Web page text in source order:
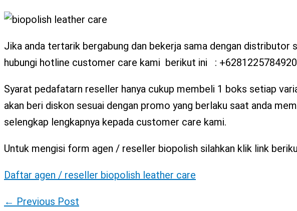
Jika anda tertarik bergabung dan bekerja sama dengan
hubungi hotline customer care kami berikut ini :
Syarat pedafatarn reseller hanya cukup membeli 1 boks setiap
akan beri diskon sesuai dengan promo yang berlaku saat anda
selengkap lengkapnya kepada customer care kami.
Untuk mengisi form agen / reseller biopolish silahkan klik link
Daftar agen / reseller biopolish leather care
← Previous Post